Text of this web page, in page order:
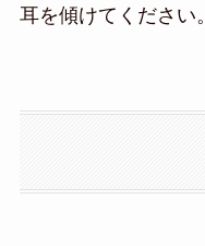
耳を傾けてください。